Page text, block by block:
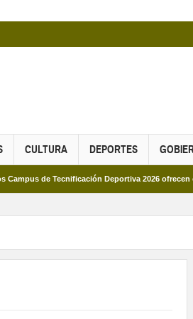
CULTURA DEPORTES
Tecnificación Deportiva 2026 ofrecen cuatro